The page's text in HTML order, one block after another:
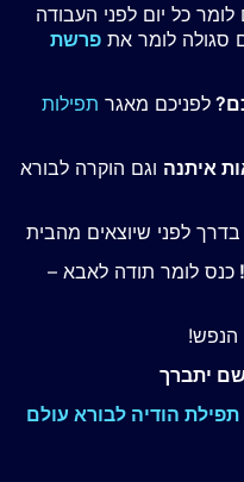
כל יום לפני העבודה
סגולה לומר את פרשת
לפניכם מאגר תפילות
איתנה וגם הוקרה לבורא
לפני שיוצאים מהבית
כנס לומר תודה לאבא –
הנפש!
יתברך
תפילת הודיה לבורא עולם